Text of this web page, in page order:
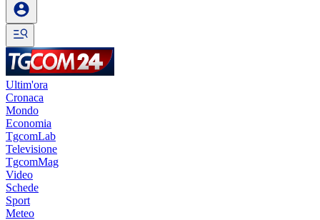
Ultim'ora
Cronaca
Mondo
Economia
TgcomLab
Televisione
TgcomMag
Video
Schede
Sport
Meteo